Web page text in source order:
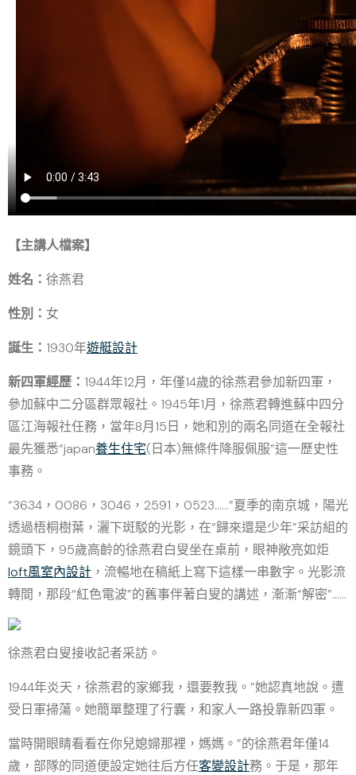
【主講人檔案】
姓名： 徐燕君
性別： 女
誕生： 1930年遊艇設計
新四軍經歷： 1944年12月，年僅14歲的徐燕君參加新四軍，
參加蘇中二分區群眾報社。1945年1月，徐燕君轉進蘇中四分
區江海報社任務，當年8月15日，她和別的兩名同道在全報社
最先獲悉“japan養生住宅(日本)無條件降服佩服”這一歷史性
事務。
“3634，0086，3046，2591，0523……”夏季的南京城，陽光
透過梧桐樹葉，灑下斑駁的光影，在“歸來還是少年”采訪組的
鏡頭下，95歲高齡的徐燕君白叟坐在桌前，眼神敞亮如炬
loft風室內設計 ，流暢地在稿紙上寫下這樣一串數字。光影流
轉間，那段“紅色電波”的舊事伴著白叟的講述，漸漸“解密”……
徐燕君白叟接收記者采訪。
1944年炎天，徐燕君的家鄉我，還要教我。”她認真地說。遭
受日軍掃蕩。她簡單整理了行囊，和家人一路投靠新四軍。
當時開眼睛看看在你兒媳婦那裡，媽媽。”的徐燕君年僅14
歲，部隊的同道便設定她往后方任客變設計務。于是，那年